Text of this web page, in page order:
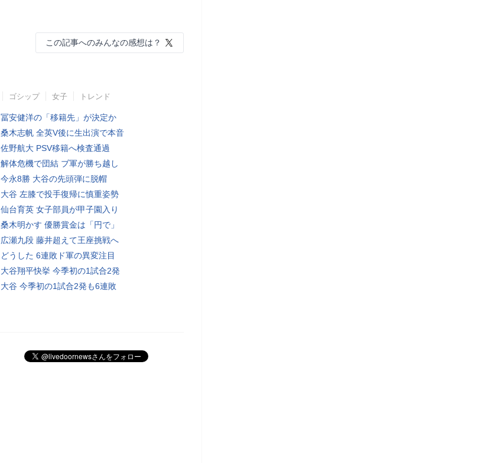
この記事へのみんなの感想は？
ゴシップ 女子 トレンド
冨安健洋の「移籍先」が決定か
桑木志帆 全英V後に生出演で本音
佐野航大 PSV移籍へ検査通過
解体危機で団結 ブ軍が勝ち越し
今永8勝 大谷の先頭弾に脱帽
大谷 左膝で投手復帰に慎重姿勢
仙台育英 女子部員が甲子園入り
桑木明かす 優勝賞金は「円で」
広瀬九段 藤井超えて王座挑戦へ
どうした 6連敗ド軍の異変注目
大谷翔平快挙 今季初の1試合2発
大谷 今季初の1試合2発も6連敗